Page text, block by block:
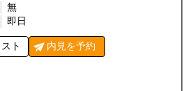
無
即日
ト 内見を予約